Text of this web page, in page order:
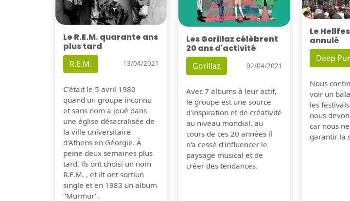
Le R.E.M. quarante ans
plus tard
R.E.M. 13/04/2021
C'était le 5 avril 1980
quand un groupe inconnu
et sans nom a joué dans
une église désacralisée de
la ville universitaire
d'Athens en Géorgie. À
peine deux semaines plus
tard, ils ont choisi un nom
R.E.M. , et ilt ont sortiun
single et en 1983 un album
"Murmur".
Les Gorillaz célèbrent
20 ans d'activité
Gorillaz 02/04/2021
Avec 7 albums à leur actif,
le groupe est une source
d'inspiration et de créativité
au niveau mondial, au
cours de ces 20 années il
n'a cessé d'influencer le
paysage musical et de
créer des tendances.
Le
annulé
Deep
Nous
voir un
les
nous
car nous
garantir la